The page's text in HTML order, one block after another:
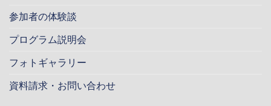
参加者の体験談
プログラム説明会
フォトギャラリー
資料請求・お問い合わせ